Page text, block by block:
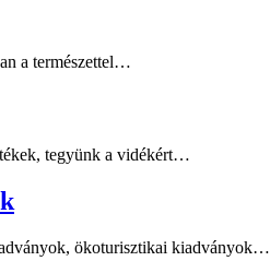
a természettel…
tegyünk a vidékért…
ökoturisztikai kiadványok…